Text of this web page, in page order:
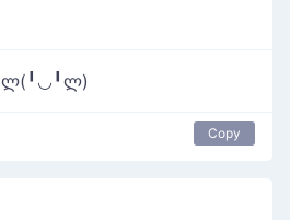
ლ(╹◡╹ლ)
Copy